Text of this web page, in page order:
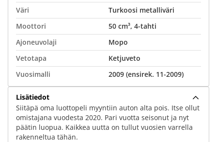
Väri
Turkoosi metalliväri
Moottori
50 cm³, 4-tahti
Ajoneuvolaji
Mopo
Vetotapa
Ketjuveto
Vuosimalli
2009 (ensirek. 11-2009)
Lisätiedot
Siitäpä oma luottopeli myyntiin auton alta pois. Itse ollut
omistajana vuodesta 2020. Pari vuotta seisonut ja nyt
päätin luopua. Kaikkea uutta on tullut vuosien varrella
rakenneltua tähän.